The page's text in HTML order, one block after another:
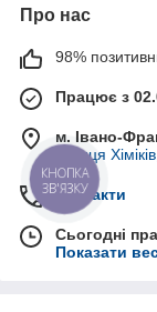
Про нас
98%
Працює з
м. Івано-
вулиця
Контакти
Сьогодні
Показати
КНОПКА
ЗВ'ЯЗКУ